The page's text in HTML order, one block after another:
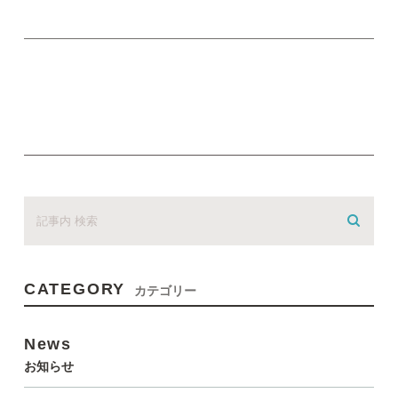
CATEGORY カテゴリー
News
お知らせ